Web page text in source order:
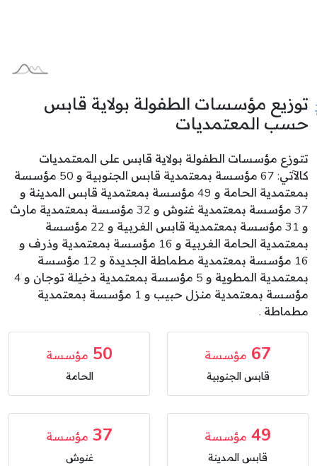
توزيع مؤسسات الطفولة بولاية قابس
حسب المعتمديات
تتوزع مؤسسات الطفولة بولاية قابس على المعتمديات
كالآتي: 67 مؤسسة بمعتمدية قابس الجنوبية و 50 مؤسسة
بمعتمدية الحامة و 49 مؤسسة بمعتمدية قابس المدينة و
37 مؤسسة بمعتمدية غنوش و 32 مؤسسة بمعتمدية مارث
و 31 مؤسسة بمعتمدية قابس الغربية و 22 مؤسسة
بمعتمدية الحامة الغربية و 16 مؤسسة بمعتمدية وذرف و
16 مؤسسة بمعتمدية مطماطة الجديدة و 12 مؤسسة
بمعتمدية المطوية و 5 مؤسسة بمعتمدية دخيلة توجان و 4
مؤسسة بمعتمدية منزل حبيب و 1 مؤسسة بمعتمدية
مطماطة .
67 مؤسسة
قابس الجنوبية
50 مؤسسة
الحامة
49 مؤسسة
قابس المدينة
37 مؤسسة
غنوش